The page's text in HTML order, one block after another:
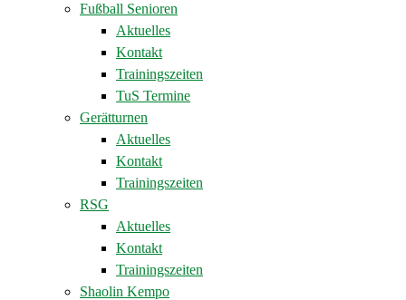
Fußball Senioren
Aktuelles
Kontakt
Trainingszeiten
TuS Termine
Gerätturnen
Aktuelles
Kontakt
Trainingszeiten
RSG
Aktuelles
Kontakt
Trainingszeiten
Shaolin Kempo